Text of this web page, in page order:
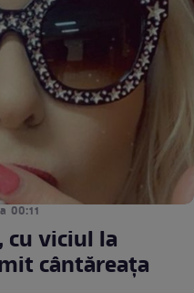
00:11
cu viciul la
cântăreața